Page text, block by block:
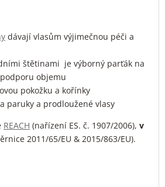
dávají vlasům výjimečnou péči a
štětinami je výborný parťák na
objemu
pokožku a kořínky
paruky a prodloužené vlasy
REACH (nařízení ES. č. 1907/2006), v
2011/65/EU & 2015/863/EU).